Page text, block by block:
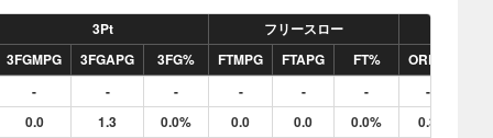
3Pt フリースロー
3FGMPG 3FGAPG 3FG% FTMPG FTAPG FT% ORPG
- - - - - - -
0.0 1.3 0.0% 0.0 0.0 0.0% 0.3